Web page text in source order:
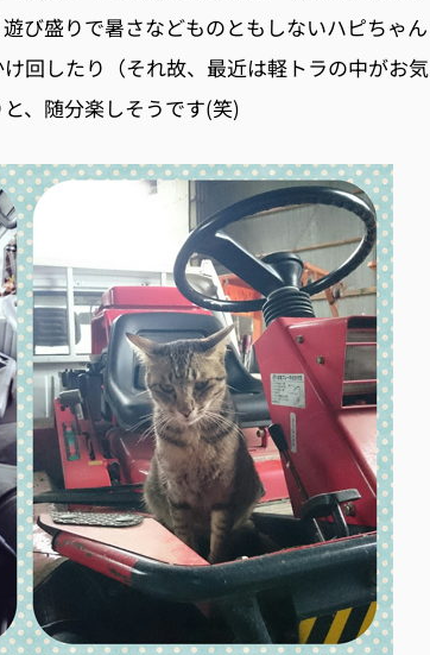
び盛りで暑さなどものともしないハピちゃん
回したり（それ故、最近は軽トラの中がお気
、随分楽しそうです(笑)